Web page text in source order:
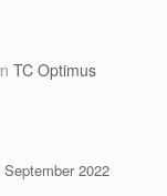
TC Optimus
2022